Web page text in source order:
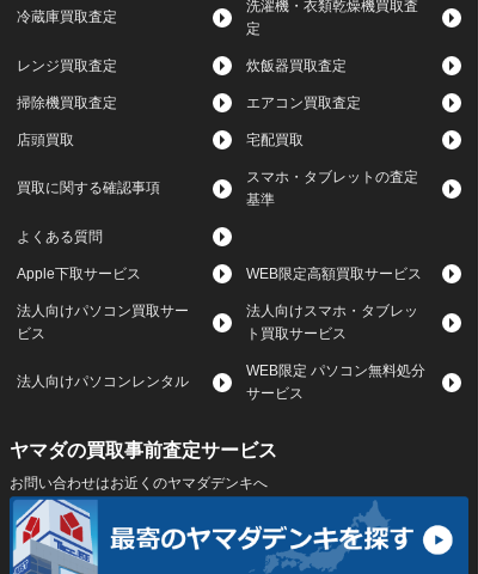
冷蔵庫買取査定
洗濯機・衣類乾燥機買取査
定
レンジ買取査定 炊飯器買取査定
掃除機買取査定 エアコン買取査定
店頭買取 宅配買取
買取に関する確認事項
スマホ・タブレットの査定
基準
よくある質問
Apple下取サービス WEB限定高額買取サービス
法人向けパソコン買取サー
ビス
法人向けスマホ・タブレッ
ト買取サービス
法人向けパソコンレンタル
WEB限定 パソコン無料処分
サービス
ヤマダの買取事前査定サービス
お問い合わせはお近くのヤマダデンキへ